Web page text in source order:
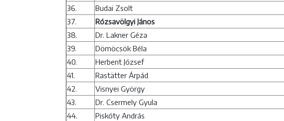
36.
Budai Zsolt
37.
Rózsavölgyi János
38.
Dr. Lakner Géza
39.
Dömöcsök Béla
40.
Herbent József
41.
Rastätter Árpád
42.
Visnyei György
43.
Dr. Csermely Gyula
44.
Piskóty András